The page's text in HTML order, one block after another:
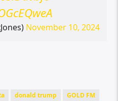
November 10, 2024
donald trump
GOLD FM